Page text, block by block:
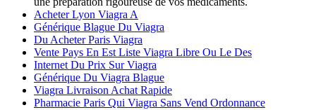
Acheter Lyon Viagra A
Générique Blague Du Viagra
Du Acheter Paris Viagra
Vente Pays En Est Liste Viagra Libre Ou Le Des
Internet Du Prix Sur Viagra
Générique Du Viagra Blague
Viagra Livraison Achat Rapide
Pharmacie Paris Qui Viagra Sans Vend Ordonnance